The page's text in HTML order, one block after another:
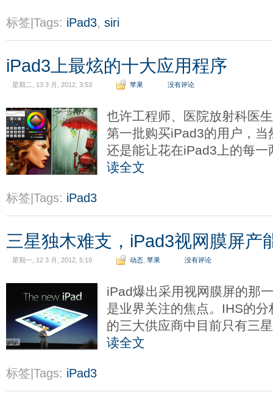
标签|Tags: iPad3, siri
iPad3上最炫的十大应用程序
星期二, 13 3 月, 2012, 3:53 苹果 没有评论
也许工程师、医院放射科医
第一批购买iPad3的用户，
还是能让花在iPad3上的每
读全文
标签|Tags: iPad3
三星独木难支，iPad3视网膜屏产
星期一, 12 3 月, 2012, 5:19 动态 苹果 没有评论
iPad爆出采用视网膜屏的那
是业界关注的焦点。IHS的
的三大供应商中目前只有三
读全文
标签|Tags: iPad3